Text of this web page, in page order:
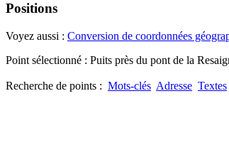
Positions
Voyez aussi : Conversion de coordonnées
Point sélectionné : Puits près du pont de la
Recherche de points : Mots-clés Adresse Textes